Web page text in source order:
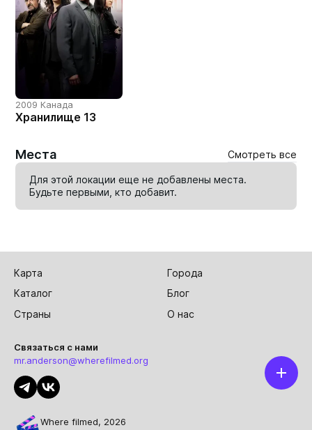
2009 Канада
Хранилище 13
Места Смотреть все
Для этой локации еще не добавлены места.
Будьте первыми, кто добавит.
Карта
Города
Каталог
Блог
Страны
О нас
Связаться с нами
mr.anderson@wherefilmed.org
Where filmed, 2026